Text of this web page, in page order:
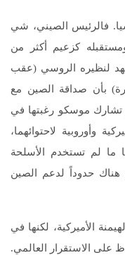
فالرئيس الصيني، شي
كزعيم أكثر من
لنظيره الروسي (عقب
بأن صداقة الصين مع
تشارك موسكو رغبتها في
وأوروبية لاحتوائهما،
لم تستخدم الأسلحة
هناك حدوداً لدعم الصين
الأميركية، لكنها في
على الاستقرار العالمي.